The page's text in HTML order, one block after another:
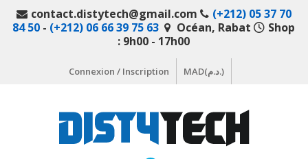
contact.distytech@gmail.com
(+212) 05 37 70
84 50 - (+212) 06 66 39 75 63 Océan, Rabat
Shop
: 9h00 - 17h00
Connexion / Inscription MAD(د.م.)